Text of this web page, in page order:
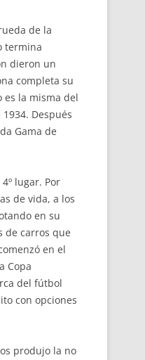
de la
termina
dieron un
completa su
es la misma del
Después
Gama de
lugar. Por
de vida, a los
en su
de carros que
en el
Copa
del fútbol
con opciones
produjo la no